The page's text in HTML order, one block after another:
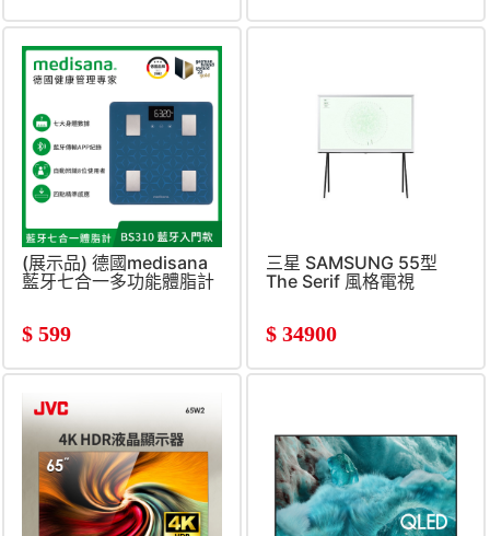
(展示品) 德國medisana
藍牙七合一多功能體脂計
$ 599
三星 SAMSUNG 55型
The Serif 風格電視
$ 34900